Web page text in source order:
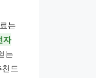
는
자
는
드